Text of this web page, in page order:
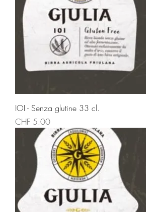
IOI - Senza glutine 33 cl.
Prezzo
CHF 5.00